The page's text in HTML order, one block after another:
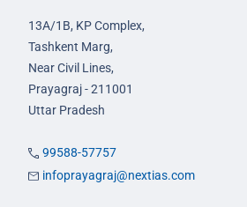
13A/1B, KP Complex,
Tashkent Marg,
Near Civil Lines,
Prayagraj - 211001
Uttar Pradesh
99588-57757
infoprayagraj@nextias.com